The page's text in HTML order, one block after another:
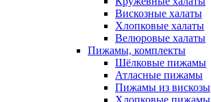
Вискозные халаты
Хлопковые халаты
Велюровые халаты
Пижамы, комплекты
Шёлковые пижамы
Атласные пижамы
Пижамы из вискозы
Хлопковые пижамы